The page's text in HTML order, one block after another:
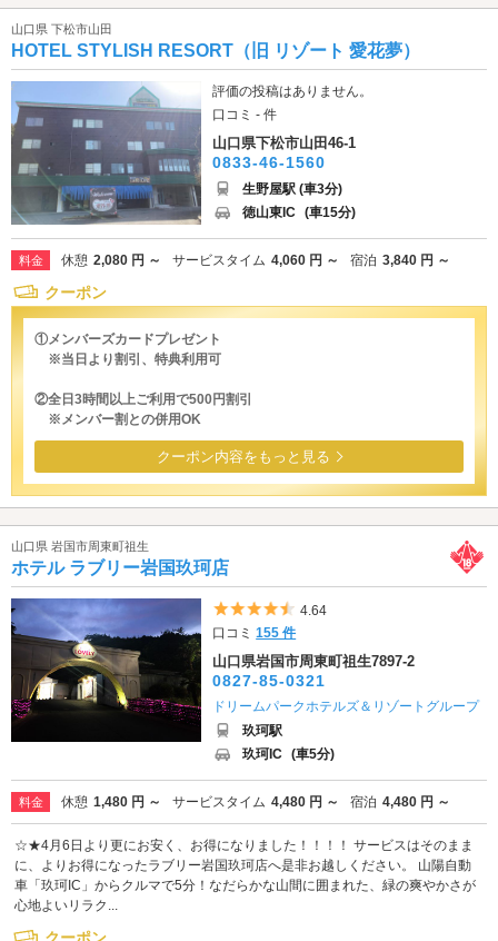
山口県 下松市山田
HOTEL STYLISH RESORT（旧 リゾート 愛花夢）
評価の投稿はありません。
口コミ - 件
山口県下松市山田46-1
0833-46-1560
生野屋駅 (車3分)
徳山東IC (車15分)
料金 休憩 2,080 円 ～ サービスタイム 4,060 円 ～ 宿泊 3,840 円 ～
クーポン
①メンバーズカードプレゼント
※当日より割引、特典利用可
②全日3時間以上ご利用で500円割引
※メンバー割との併用OK
クーポン内容をもっと見る
山口県 岩国市周東町祖生
ホテル ラブリー岩国玖珂店
5つ星のうち4.5
4.64
口コミ155 件
山口県岩国市周東町祖生7897-2
0827-85-0321
ドリームパークホテルズ＆リゾートグループ
玖珂駅
玖珂IC (車5分)
料金 休憩 1,480 円 ～ サービスタイム 4,480 円 ～ 宿泊 4,480 円 ～
☆★4月6日より更にお安く、お得になりました！！！！ サービスはそのまま
に、よりお得になったラブリー岩国玖珂店へ是非お越しください。 山陽自動
車「玖珂IC」からクルマで5分！なだらかな山間に囲まれた、緑の爽やかさが
心地よいリラク...